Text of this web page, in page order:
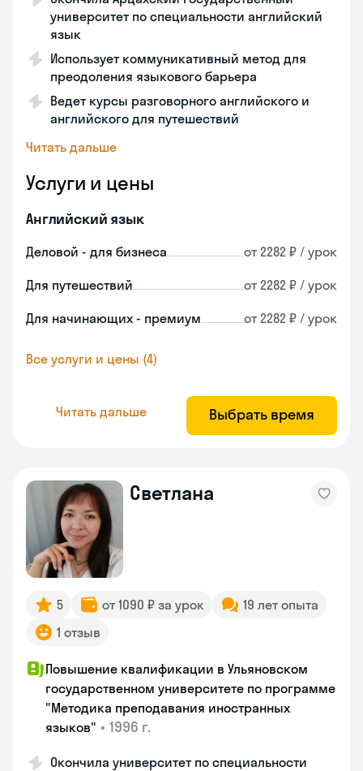
университет по специальности английский
язык
Использует коммуникативный метод для
преодоления языкового барьера
Ведет курсы разговорного английского и
английского для путешествий
Читать дальше
Услуги и цены
Английский язык
Деловой - для бизнеса от 2282 ₽ / урок
Для путешествий от 2282 ₽ / урок
Для начинающих - премиум от 2282 ₽ / урок
Все услуги и цены (4)
Читать дальше Выбрать время
Светлана
5 от 1090 ₽ за урок
19 лет опыта
1 отзыв
Повышение квалификации в Ульяновском
государственном университете по программе
"Методика преподавания иностранных
языков" • 1996 г.
Окончила университет по специальности